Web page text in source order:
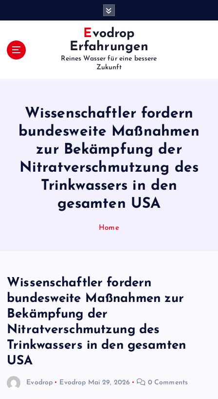
Evodrop
Erfahrungen
Reines Wasser für eine bessere
Zukunft
Wissenschaftler fordern
bundesweite Maßnahmen
zur Bekämpfung der
Nitratverschmutzung des
Trinkwassers in den
gesamten USA
Home
Wissenschaftler fordern
bundesweite Maßnahmen zur
Bekämpfung der
Nitratverschmutzung des
Trinkwassers in den gesamten
USA
Evodrop Evodrop Mai 29, 2026 0 Comments